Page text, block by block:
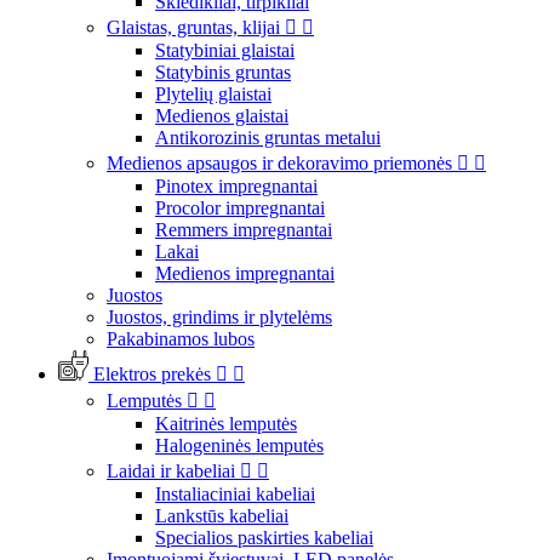
Glaistas, gruntas, klijai  
Statybiniai glaistai
Statybinis gruntas
Plytelių glaistai
Medienos glaistai
Antikorozinis gruntas metalui
Medienos apsaugos ir dekoravimo priemonės  
Pinotex impregnantai
Procolor impregnantai
Remmers impregnantai
Lakai
Medienos impregnantai
Juostos
Juostos, grindims ir plytelėms
Pakabinamos lubos
Elektros prekės  
Lemputės  
Kaitrinės lemputės
Halogeninės lemputės
Laidai ir kabeliai  
Instaliaciniai kabeliai
Lankstūs kabeliai
Specialios paskirties kabeliai